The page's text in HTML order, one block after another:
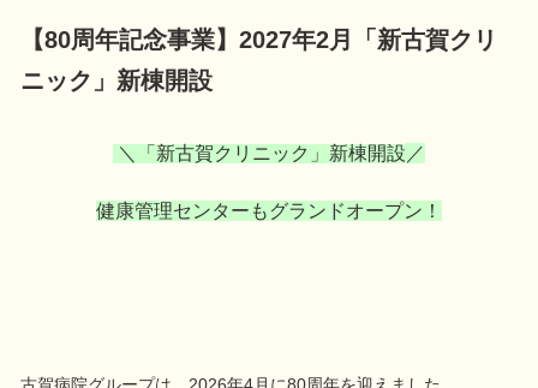
【80周年記念事業】2027年2月「新古賀クリ
ニック」新棟開設
＼「新古賀クリニック」新棟開設 ／
健康管理センターもグランドオープン！